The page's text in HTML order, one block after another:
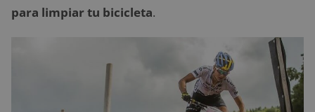
para limpiar tu bicicleta.